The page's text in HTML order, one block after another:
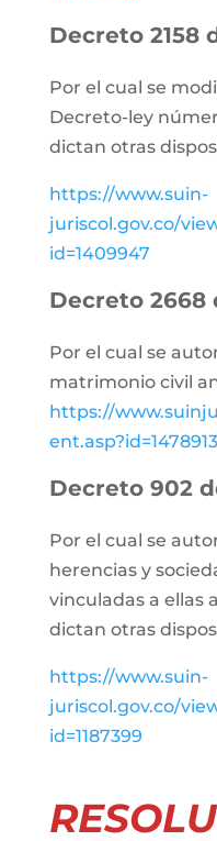
Decreto 2158
Por el cual se
Decreto-ley
dictan otras
https://www.suin-
juriscol.gov.co/
id=1409947
Decreto 2668
Por el cual se
matrimonio civil
https://
ent.asp?id=1478913
Decreto 902
Por el cual se
herencias y
vinculadas a ellas
dictan otras
https://www.suin-
juriscol.gov.co/
id=1187399